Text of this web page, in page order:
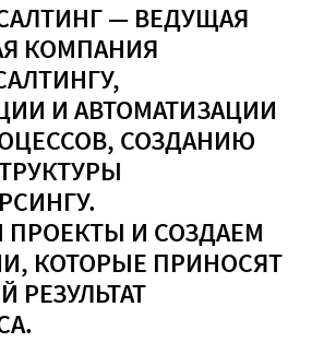
АЛТИНГ— ВЕДУЩАЯ
Я КОМПАНИЯ
АЛТИНГУ,
ИИ И АВТОМАТИЗАЦИИ
ЦЕССОВ, СОЗДАНИЮ
РУКТУРЫ
РСИНГУ.
ПРОЕКТЫ И СОЗДАЕМ
И, КОТОРЫЕ ПРИНОСЯТ
Й РЕЗУЛЬТАТ
А.